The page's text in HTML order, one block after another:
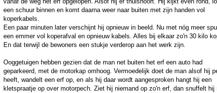
een schuur binnen en komt daarna weer naar buiten met zijn handen vol
koperkabels.
Een paar minuten later verschijnt hij opnieuw in beeld. Nu met nóg meer
een emmer vol koperafval en opnieuw kabels. Alles bij elkaar zo'n 30 kilo
En dat terwijl de bewoners een stukje verderop aan het werk zijn.
Ooggetuigen hebben gezien dat de man net buiten het erf een auto had
geparkeerd, met de motorkap omhoog. Vermoedelijk doet de man alsof hij
heeft, wandelt een erf op, en als hij daar wordt aangesproken hangt hij een
kletspraatje op over motorpech. Ziet hij niemand op zo'n erf, dan snuffelt hij